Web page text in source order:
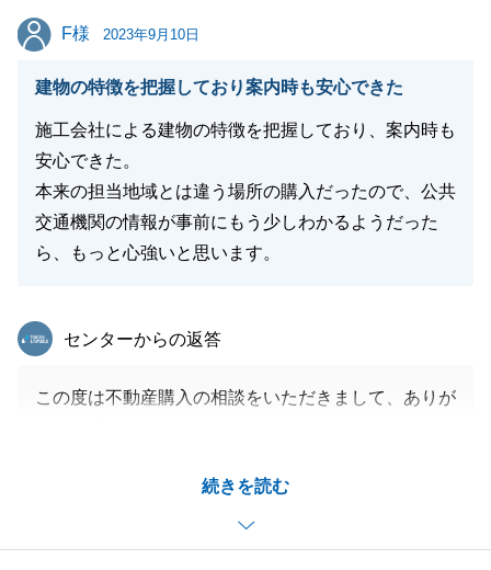
F様
F様 2023年9月10日
建物の特徴を把握しており案内時も安心できた
施工会社による建物の特徴を把握しており、案内時も
安心できた。
本来の担当地域とは違う場所の購入だったので、公共
交通機関の情報が事前にもう少しわかるようだった
ら、もっと心強いと思います。
続きを読む
東急リバブル
センターからの返答
この度は不動産購入の相談をいただきまして、ありが
が良い物件を見つけることができ、私も嬉しく思いま
ご指摘いただきました件に関しましては今後改善し、